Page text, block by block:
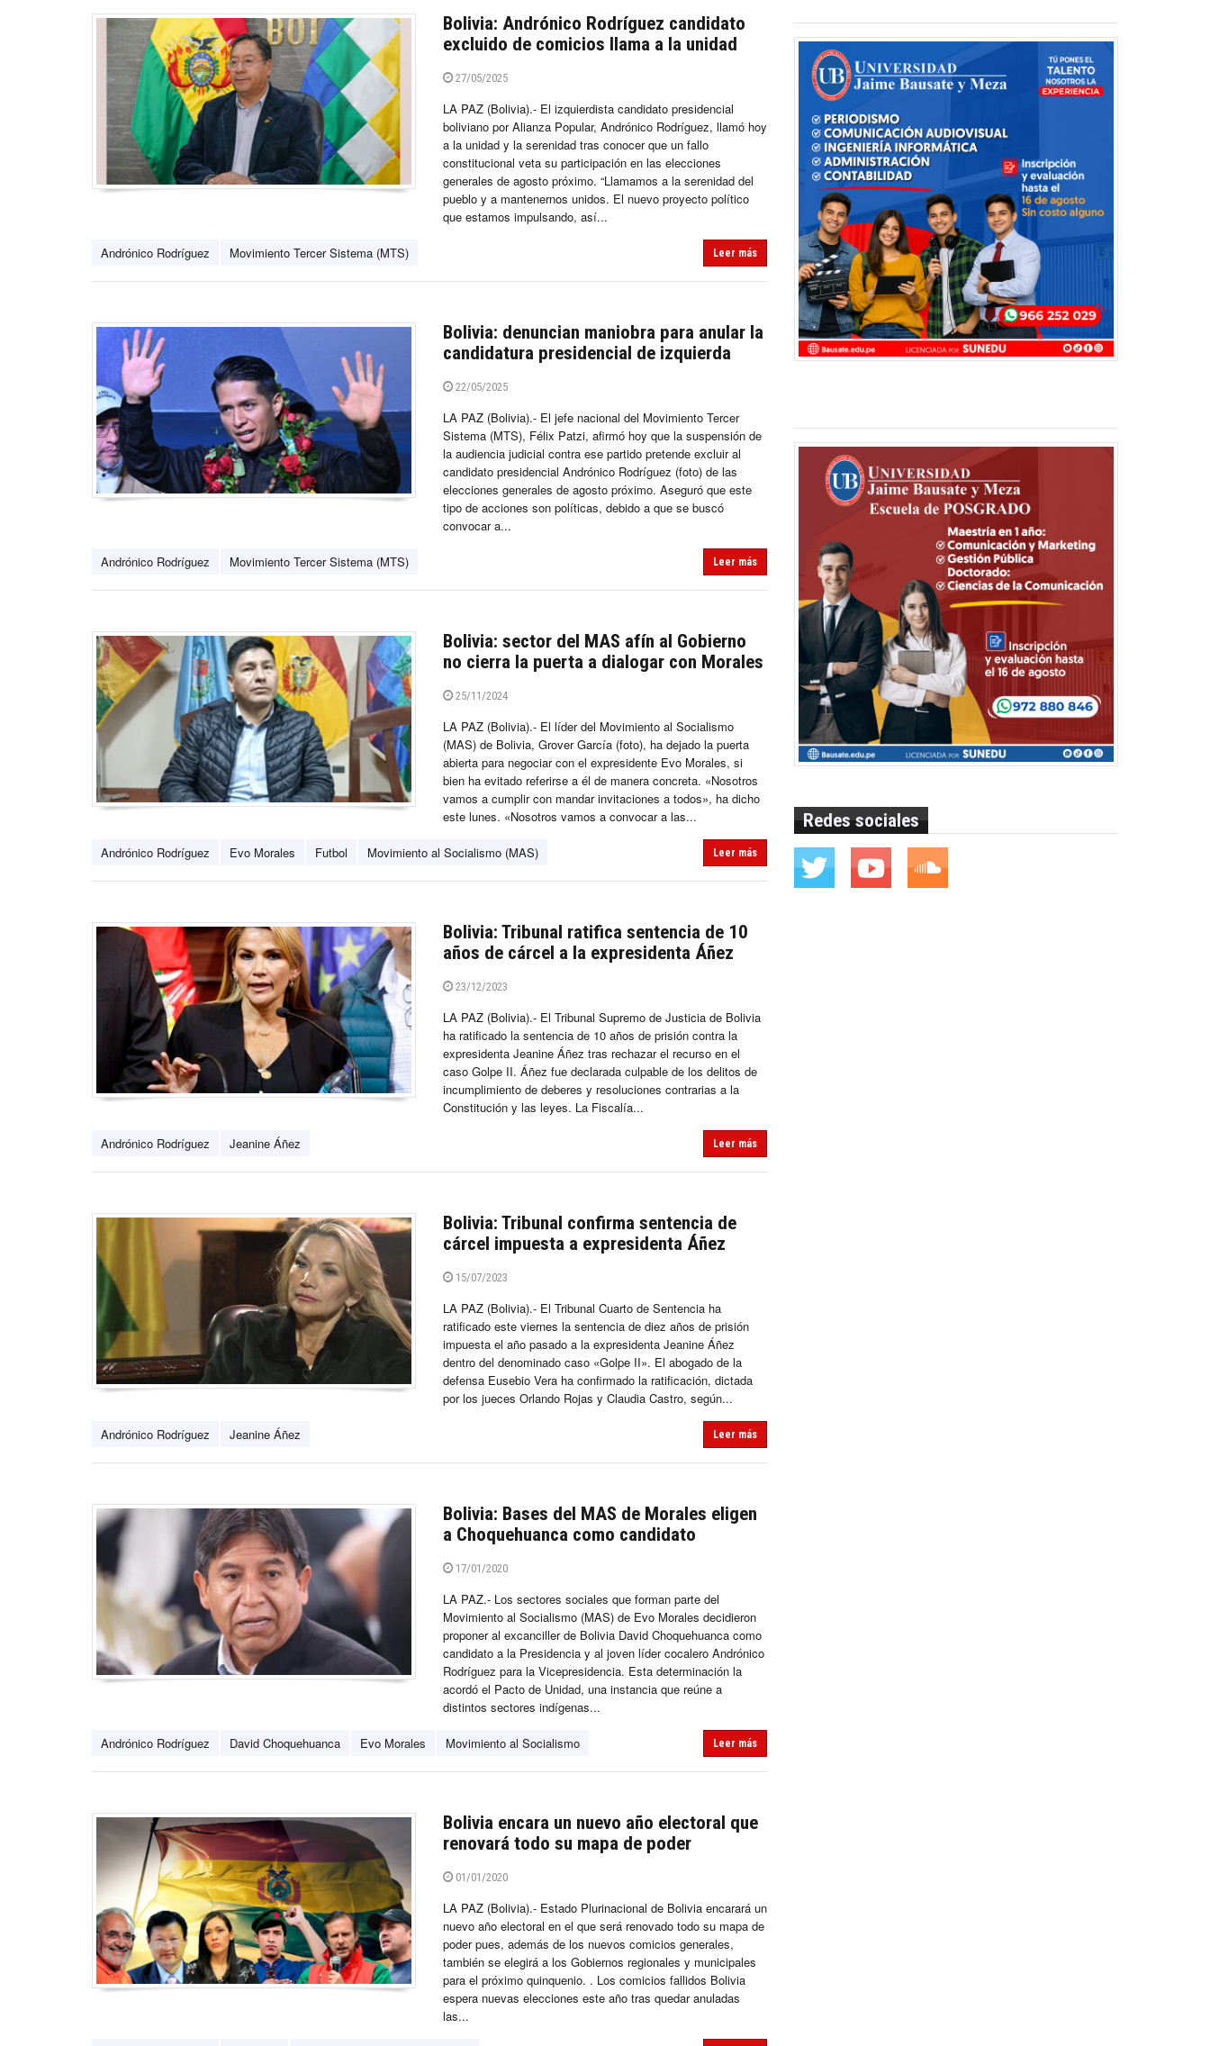
Bolivia: Andrónico Rodríguez candidato
excluido de comicios llama a la unidad
27/05/2025
LA PAZ (Bolivia).- El izquierdista candidato presidencial
boliviano por Alianza Popular, Andrónico Rodríguez, llamó hoy
a la unidad y la serenidad tras conocer que un fallo
constitucional veta su participación en las elecciones
generales de agosto próximo. “Llamamos a la serenidad del
pueblo y a mantenernos unidos. El nuevo proyecto político
que estamos impulsando, así...
Andrónico Rodríguez Movimiento Tercer Sistema (MTS) Leer más
Bolivia: denuncian maniobra para anular la
candidatura presidencial de izquierda
22/05/2025
LA PAZ (Bolivia).- El jefe nacional del Movimiento Tercer
Sistema (MTS), Félix Patzi, afirmó hoy que la suspensión de
la audiencia judicial contra ese partido pretende excluir al
candidato presidencial Andrónico Rodríguez (foto) de las
elecciones generales de agosto próximo. Aseguró que este
tipo de acciones son políticas, debido a que se buscó
convocar a...
Andrónico Rodríguez Movimiento Tercer Sistema (MTS) Leer más
Bolivia: sector del MAS afín al Gobierno
no cierra la puerta a dialogar con Morales
25/11/2024
LA PAZ (Bolivia).- El líder del Movimiento al Socialismo
(MAS) de Bolivia, Grover García (foto), ha dejado la puerta
abierta para negociar con el expresidente Evo Morales, si
bien ha evitado referirse a él de manera concreta. «Nosotros
vamos a cumplir con mandar invitaciones a todos», ha dicho
este lunes. «Nosotros vamos a convocar a las...
Andrónico Rodríguez Evo Morales Futbol Movimiento al Socialismo (MAS) Leer más
Bolivia: Tribunal ratifica sentencia de 10
años de cárcel a la expresidenta Áñez
23/12/2023
LA PAZ (Bolivia).- El Tribunal Supremo de Justicia de Bolivia
ha ratificado la sentencia de 10 años de prisión contra la
expresidenta Jeanine Áñez tras rechazar el recurso en el
caso Golpe II. Áñez fue declarada culpable de los delitos de
incumplimiento de deberes y resoluciones contrarias a la
Constitución y las leyes. La Fiscalía...
Andrónico Rodríguez Jeanine Áñez Leer más
Bolivia: Tribunal confirma sentencia de
cárcel impuesta a expresidenta Áñez
15/07/2023
LA PAZ (Bolivia).- El Tribunal Cuarto de Sentencia ha
ratificado este viernes la sentencia de diez años de prisión
impuesta el año pasado a la expresidenta Jeanine Áñez
dentro del denominado caso «Golpe II». El abogado de la
defensa Eusebio Vera ha confirmado la ratificación, dictada
por los jueces Orlando Rojas y Claudia Castro, según...
Andrónico Rodríguez Jeanine Áñez Leer más
Bolivia: Bases del MAS de Morales eligen
a Choquehuanca como candidato
17/01/2020
LA PAZ.- Los sectores sociales que forman parte del
Movimiento al Socialismo (MAS) de Evo Morales decidieron
proponer al excanciller de Bolivia David Choquehuanca como
candidato a la Presidencia y al joven líder cocalero Andrónico
Rodríguez para la Vicepresidencia. Esta determinación la
acordó el Pacto de Unidad, una instancia que reúne a
distintos sectores indígenas...
Andrónico Rodríguez David Choquehuanca Evo Morales Movimiento al Socialismo Leer más
Bolivia encara un nuevo año electoral que
renovará todo su mapa de poder
01/01/2020
LA PAZ (Bolivia).- Estado Plurinacional de Bolivia encarará un
nuevo año electoral en el que será renovado todo su mapa de
poder pues, además de los nuevos comicios generales,
también se elegirá a los Gobiernos regionales y municipales
para el próximo quinquenio. . Los comicios fallidos Bolivia
espera nuevas elecciones este año tras quedar anuladas
las...
Redes sociales